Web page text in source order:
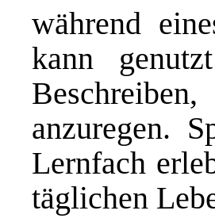
während
kann
anzuregen.
Lernfach
täglichen